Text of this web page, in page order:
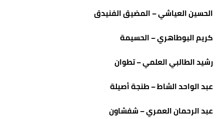
​الحسين العياشي – المضيق الفنيدق
​كريم البوطاهري – الحسيمة
​رشيد الطالبي العلمي – تطوان
​عبد الواحد الشاط – طنجة أصيلة
​عبد الرحمان العمري – شفشاون